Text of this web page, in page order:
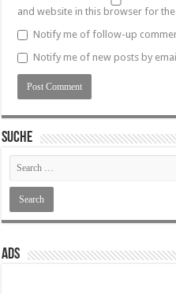
and website in this browser for
Notify me of follow-up
Notify me of new posts by
SUCHE
ADS